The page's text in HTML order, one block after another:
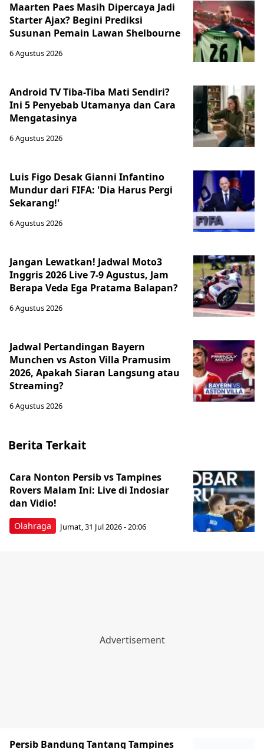
Maarten Paes Masih Dipercaya Jadi
Starter Ajax? Begini Prediksi
Susunan Pemain Lawan Shelbourne
6 Agustus 2026
Android TV Tiba-Tiba Mati Sendiri?
Ini 5 Penyebab Utamanya dan Cara
Mengatasinya
6 Agustus 2026
Luis Figo Desak Gianni Infantino
Mundur dari FIFA: 'Dia Harus Pergi
Sekarang!'
6 Agustus 2026
Jangan Lewatkan! Jadwal Moto3
Inggris 2026 Live 7-9 Agustus, Jam
Berapa Veda Ega Pratama Balapan?
6 Agustus 2026
Jadwal Pertandingan Bayern
Munchen vs Aston Villa Pramusim
2026, Apakah Siaran Langsung atau
Streaming?
6 Agustus 2026
Berita Terkait
Olahraga
Cara Nonton Persib vs Tampines
Rovers Malam Ini: Live di Indosiar
dan Vidio!
Jumat, 31 Jul 2026 - 20:06
Persib Bandung Tantang Tampines